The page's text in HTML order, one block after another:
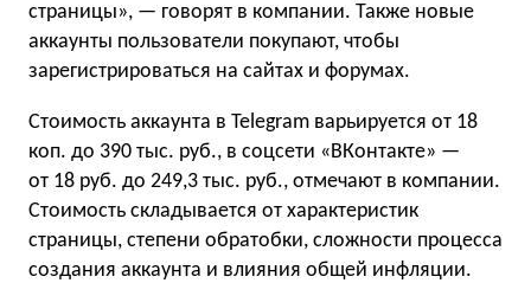
страницы», — говорят в компании. Также новые
аккаунты пользователи покупают, чтобы
зарегистрироваться на сайтах и форумах.
Стоимость аккаунта в Telegram варьируется от 18
коп. до 390 тыс. руб., в соцсети «ВКонтакте» —
от 18 руб. до 249,3 тыс. руб., отмечают в компании.
Стоимость складывается от характеристик
страницы, степени обратобки, сложности процесса
создания аккаунта и влияния общей инфляции.